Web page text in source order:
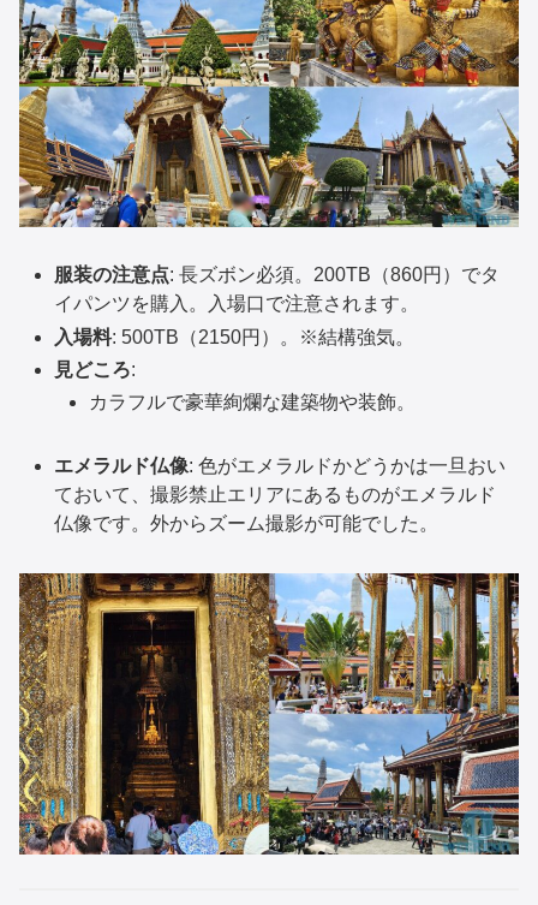
服装の注意点: 長ズボン必須。200TB（860円）でタ
イパンツを購入。入場口で注意されます。
入場料: 500TB（2150円）。※結構強気。
見どころ:
カラフルで豪華絢爛な建築物や装飾。
エメラルド仏像: 色がエメラルドかどうかは一旦おい
ておいて、撮影禁止エリアにあるものがエメラルド
仏像です。外からズーム撮影が可能でした。